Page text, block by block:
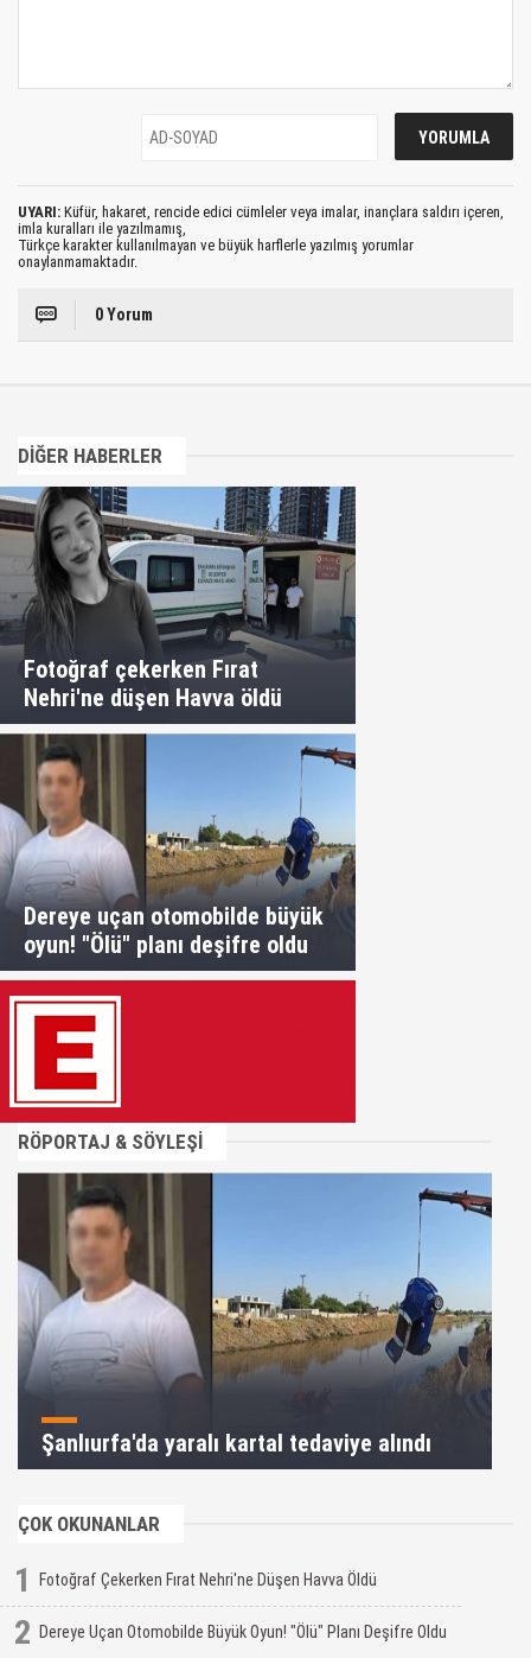
UYARI: Küfür, hakaret, rencide edici cümleler veya imalar, inançlara saldırı içeren,
imla kuralları ile yazılmamış,
Türkçe karakter kullanılmayan ve büyük harflerle yazılmış yorumlar
onaylanmamaktadır.
0 Yorum
DİĞER HABERLER
Fotoğraf çekerken Fırat
Nehri'ne düşen Havva öldü
Dereye uçan otomobilde büyük
oyun! "Ölü" planı deşifre oldu
RÖPORTAJ & SÖYLEŞİ
Şanlıurfa'da yaralı kartal tedaviye alındı
ÇOK OKUNANLAR
1 Fotoğraf Çekerken Fırat Nehri'ne Düşen Havva Öldü
2 Dereye Uçan Otomobilde Büyük Oyun! "Ölü" Planı Deşifre Oldu